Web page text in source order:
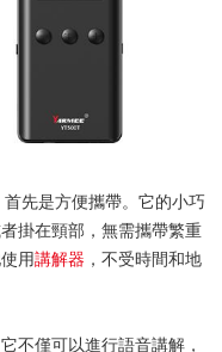
是方便攜帶。它的小巧
掛在頸部，無需攜帶繁重
使用講解器 ，不受時間和地
不僅可以進行語音講解，